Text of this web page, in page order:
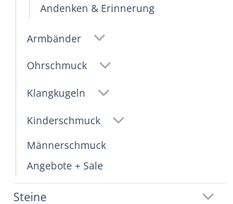
Andenken & Erinnerung
Armbänder
Ohrschmuck
Klangkugeln
Kinderschmuck
Männerschmuck
Angebote + Sale
Steine